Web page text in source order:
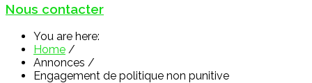
Nous contacter
You are here:
Home /
Annonces /
Engagement de politique non punitive